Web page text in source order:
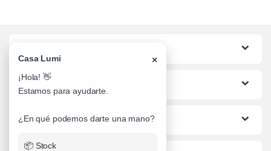
Lo mas buscado
Informacion al Cliente
Casa Lumi ×
¡Hola! 👋
Estamos para ayudarte.
¿En qué podemos darte una mano?
📦 Stock